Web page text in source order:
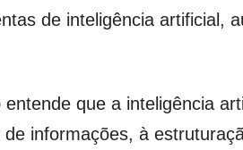
de inteligência artificial,
entende que a inteligência
informações, à